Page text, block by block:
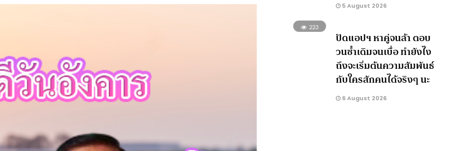
5 August 2026
223
ปัดแอปฯ หาคู่จนล้า ตอบ
วนซ้ำเดิมจนเบื่อ ทำยังไง
ถึงจะเริ่มต้นความสัมพันธ์
กับใครสักคนได้จริงๆ นะ
6 August 2026